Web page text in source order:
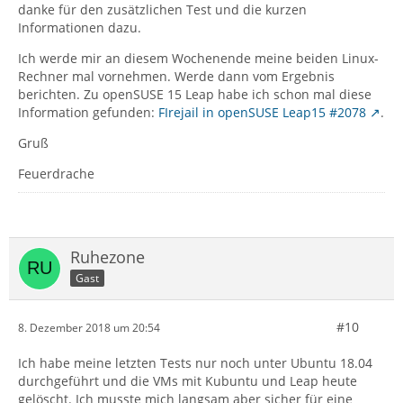
danke für den zusätzlichen Test und die kurzen
Informationen dazu.
Ich werde mir an diesem Wochenende meine beiden Linux-
Rechner mal vornehmen. Werde dann vom Ergebnis
berichten. Zu openSUSE 15 Leap habe ich schon mal diese
Information gefunden: FIrejail in openSUSE Leap15 #2078
.
Gruß
Feuerdrache
Ruhezone
Gast
8. Dezember 2018 um 20:54 #10
Ich habe meine letzten Tests nur noch unter Ubuntu 18.04
durchgeführt und die VMs mit Kubuntu und Leap heute
gelöscht. Ich musste mich langsam aber sicher für eine